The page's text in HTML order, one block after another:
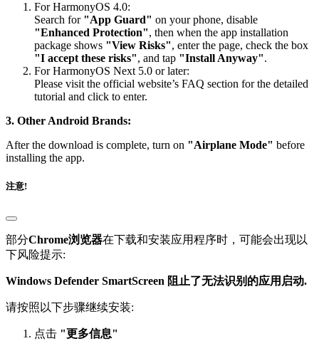
For HarmonyOS 4.0:
Search for "App Guard" on your phone, disable
"Enhanced Protection", then when the app installation
package shows "View Risks", enter the page, check the box
"I accept these risks", and tap "Install Anyway".
For HarmonyOS Next 5.0 or later:
Please visit the official website’s FAQ section for the detailed
tutorial and click to enter.
3. Other Android Brands:
After the download is complete, turn on "Airplane Mode" before
installing the app.
注意!
部分Chrome浏览器在下载和安装应用程序时，可能会出现以
下风险提示:
Windows Defender SmartScreen 阻止了无法识别的应用启动.
请按照以下步骤继续安装:
点击 "更多信息"